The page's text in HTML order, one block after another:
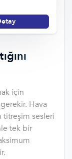
için
Hava
titreşim sesleri
tek bir